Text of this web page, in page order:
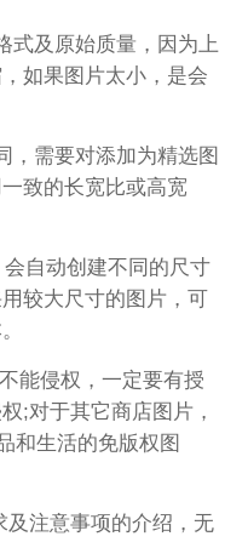
式及原始质量，因为上
如果图片太小，是会
，需要对添加为精选图
致的长宽比或高宽
自动创建不同的尺寸
较大尺寸的图片，可
能侵权，一定要有授
;对于其它商店图片，
和生活的免版权图
及注意事项的介绍，无